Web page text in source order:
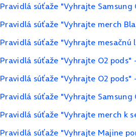
Pravidlá súťaže "Vyhrajte Samsung
Pravidlá súťaže "Vyhrajte merch
Pravidlá súťaže "Vyhrajte mesačnú
Pravidlá súťaže "Vyhrajte O2 pods"
Pravidlá súťaže "Vyhrajte O2 pods"
Pravidlá súťaže "Vyhrajte Samsung
Pravidlá súťaže "Vyhrajte merch k
Pravidlá súťaže "Vyhrajte Majine